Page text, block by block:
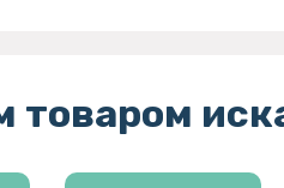
товаром